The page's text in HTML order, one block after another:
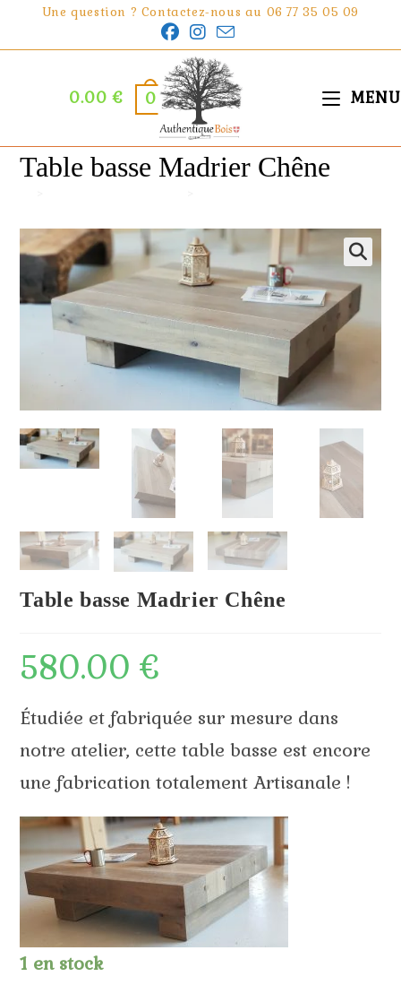
content
Une question ? Contactez-nous au 06 77 35 05 09
0.00€ 0 MENU
Table basse Madrier Chêne
Table basse Madrier Chêne
580.00€
Étudiée et fabriquée sur mesure dans
notre atelier, cette table basse est encore
une fabrication totalement Artisanale !
1 en stock